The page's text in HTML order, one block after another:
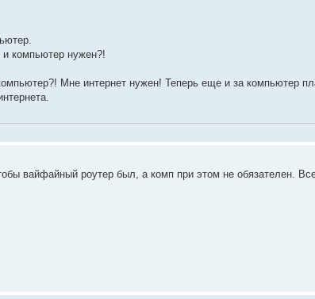
компьютер нужен?!
Мне интернет нужен! Теперь еще и за компьютер
вайфайный роутер был, а комп при этом не обязателен.